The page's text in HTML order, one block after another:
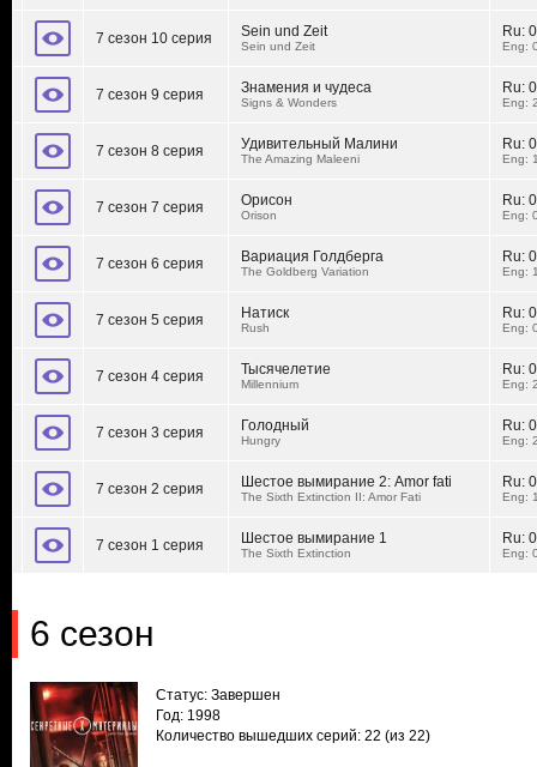
7 сезон 10 серия Sein und Zeit
Sein und Zeit
Ru:
Eng:
7 сезон 9 серия Знамения и чудеса
Signs & Wonders
Ru:
Eng:
7 сезон 8 серия Удивительный Малини
The Amazing Maleeni
Ru:
Eng:
7 сезон 7 серия Орисон
Orison
Ru:
Eng:
7 сезон 6 серия Вариация Голдберга
The Goldberg Variation
Ru:
Eng:
7 сезон 5 серия Натиск
Rush
Ru:
Eng:
7 сезон 4 серия Тысячелетие
Millennium
Ru:
Eng:
7 сезон 3 серия Голодный
Hungry
Ru:
Eng:
7 сезон 2 серия Шестое вымирание 2: Amor fati
The Sixth Extinction II: Amor Fati
Ru:
Eng:
7 сезон 1 серия Шестое вымирание 1
The Sixth Extinction
Ru:
Eng:
6 сезон
Статус: Завершен
Год: 1998
Количество вышедших серий: 22 (из 22)